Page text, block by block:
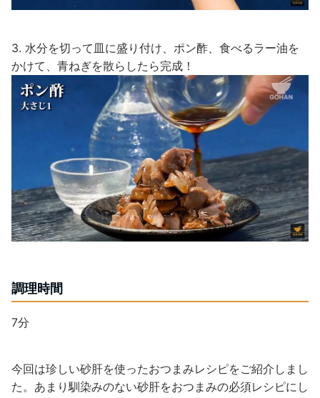
3. 水分を切って皿に盛り付け、ポン酢、食べるラー油を
かけて、青ねぎを散らしたら完成！
調理時間
7分
今回は珍しい砂肝を使ったおつまみレシピをご紹介しまし
た。あまり馴染みのない砂肝をおつまみの必須レシピにし